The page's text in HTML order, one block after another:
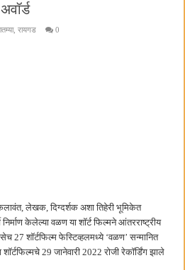
,रायगड 0
लेखक, दिग्दर्शक अशा तिहेरी भूमिकेत
निर्माण केलेल्या वळण या शॉर्ट फिल्मने आंतरराष्ट्रीय
27 शॉर्टफिल्म फेस्टिव्हलमध्ये ‘वळण’ सन्मानित
29 जानेवारी 2022 रोजी रेकॉर्डिंग झाले